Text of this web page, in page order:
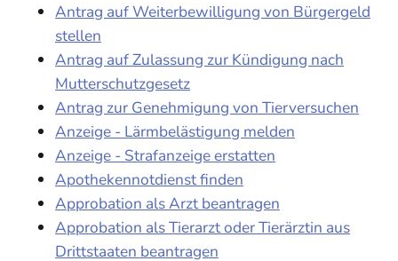
Antrag auf Weiterbewilligung von Bürgergeld
stellen
Antrag auf Zulassung zur Kündigung nach
Mutterschutzgesetz
Antrag zur Genehmigung von Tierversuchen
Anzeige - Lärmbelästigung melden
Anzeige - Strafanzeige erstatten
Apothekennotdienst finden
Approbation als Arzt beantragen
Approbation als Tierarzt oder Tierärztin aus
Drittstaaten beantragen